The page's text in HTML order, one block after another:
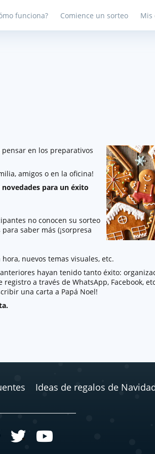
funciona? Comience un sorteo Mis
en los preparativos
amigos o en la oficina!
para un éxito
no conocen su sorteo
saber más (¡sorpresa
nuevos temas visuales, etc.
hayan tenido tanto éxito:
a través de WhatsApp, Facebook,
una carta a Papá Noel!
Ideas de regalos de